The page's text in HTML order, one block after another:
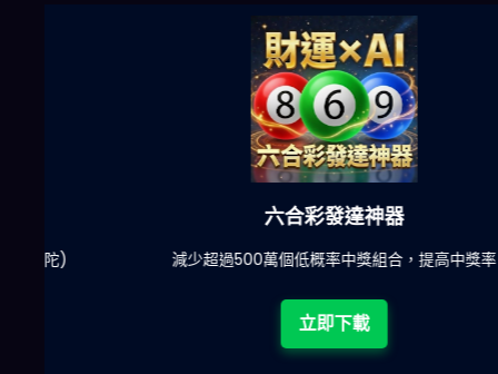
六合彩發達神器
減少超過500萬個低概率中獎組合，提高中獎率
立即下載